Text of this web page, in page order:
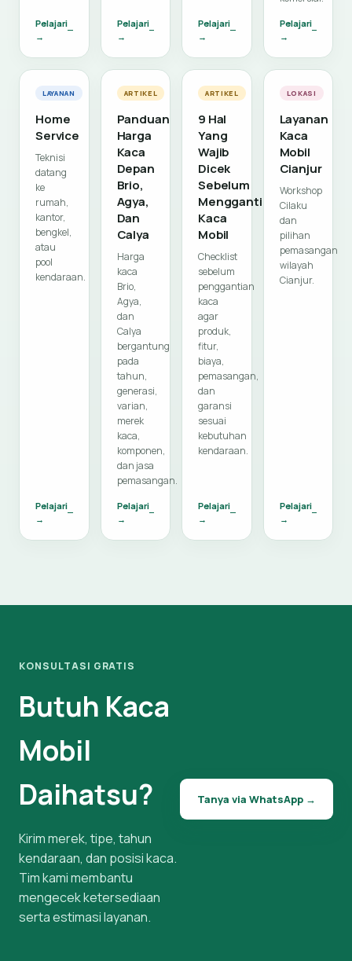
Pelajari
→
Pelajari
→
Pelajari
→
Pelajari
→
LAYANAN
Home
Service
Teknisi
datang
ke
rumah,
kantor,
bengkel,
atau
pool
kendaraan.
Pelajari
→
ARTIKEL
Panduan
Harga
Kaca
Depan
Brio,
Agya,
Dan
Calya
Harga
kaca
Brio,
Agya,
dan
Calya
bergantung
pada
tahun,
generasi,
varian,
merek
kaca,
komponen,
dan jasa
pemasangan.
Pelajari
→
ARTIKEL
9 Hal
Yang
Wajib
Dicek
Sebelum
Mengganti
Kaca
Mobil
Checklist
sebelum
penggantian
kaca
agar
produk,
fitur,
biaya,
pemasangan,
dan
garansi
sesuai
kebutuhan
kendaraan.
Pelajari
→
LOKASI
Layanan
Kaca
Mobil
Cianjur
Workshop
Cilaku
dan
pilihan
pemasangan
wilayah
Cianjur.
Pelajari
→
KONSULTASI GRATIS
Butuh Kaca
Mobil
Daihatsu?
Kirim merek, tipe, tahun
kendaraan, dan posisi kaca.
Tim kami membantu
mengecek ketersediaan
serta estimasi layanan.
Tanya via WhatsApp →